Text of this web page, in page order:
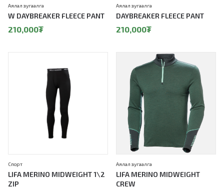
W DAYBREAKER FLEECE PANT
Аялал зугаалга
210,000₮
DAYBREAKER FLEECE PANT
Аялал зугаалга
210,000₮
LIFA MERINO MIDWEIGHT 1\2
ZIP
Спорт
LIFA MERINO MIDWEIGHT
CREW
Аялал зугаалга